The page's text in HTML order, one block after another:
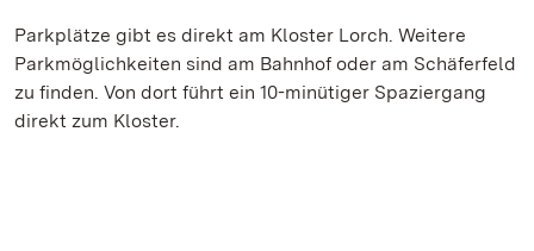
Parkplätze gibt es direkt am Kloster Lorch. Weitere
Parkmöglichkeiten sind am Bahnhof oder am Schäferfeld
zu finden. Von dort führt ein 10-minütiger Spaziergang
direkt zum Kloster.